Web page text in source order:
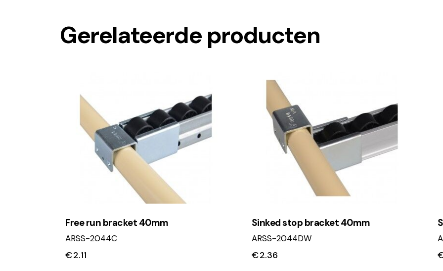
Gerelateerde producten
Free run bracket 40mm
ARSS-2044C
€2.11
Sinked stop bracket 40mm
ARSS-2044DW
€2.36